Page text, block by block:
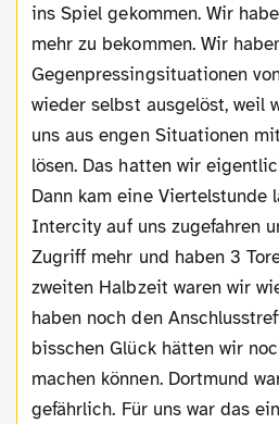
ins Spiel gekommen. Wir
mehr zu bekommen. Wir
Gegenpressingsituationen
wieder selbst ausgelöst, weil
uns aus engen Situationen
lösen. Das hatten wir
Dann kam eine
Intercity auf uns zugefahren
Zugriff mehr und haben 3
zweiten Halbzeit waren wir
haben noch den
bisschen Glück hätten wir
machen können. Dortmund
gefährlich. Für uns war das